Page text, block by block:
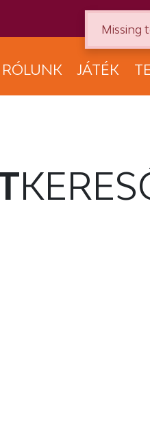
RÓLUNK JÁTÉK
Missing